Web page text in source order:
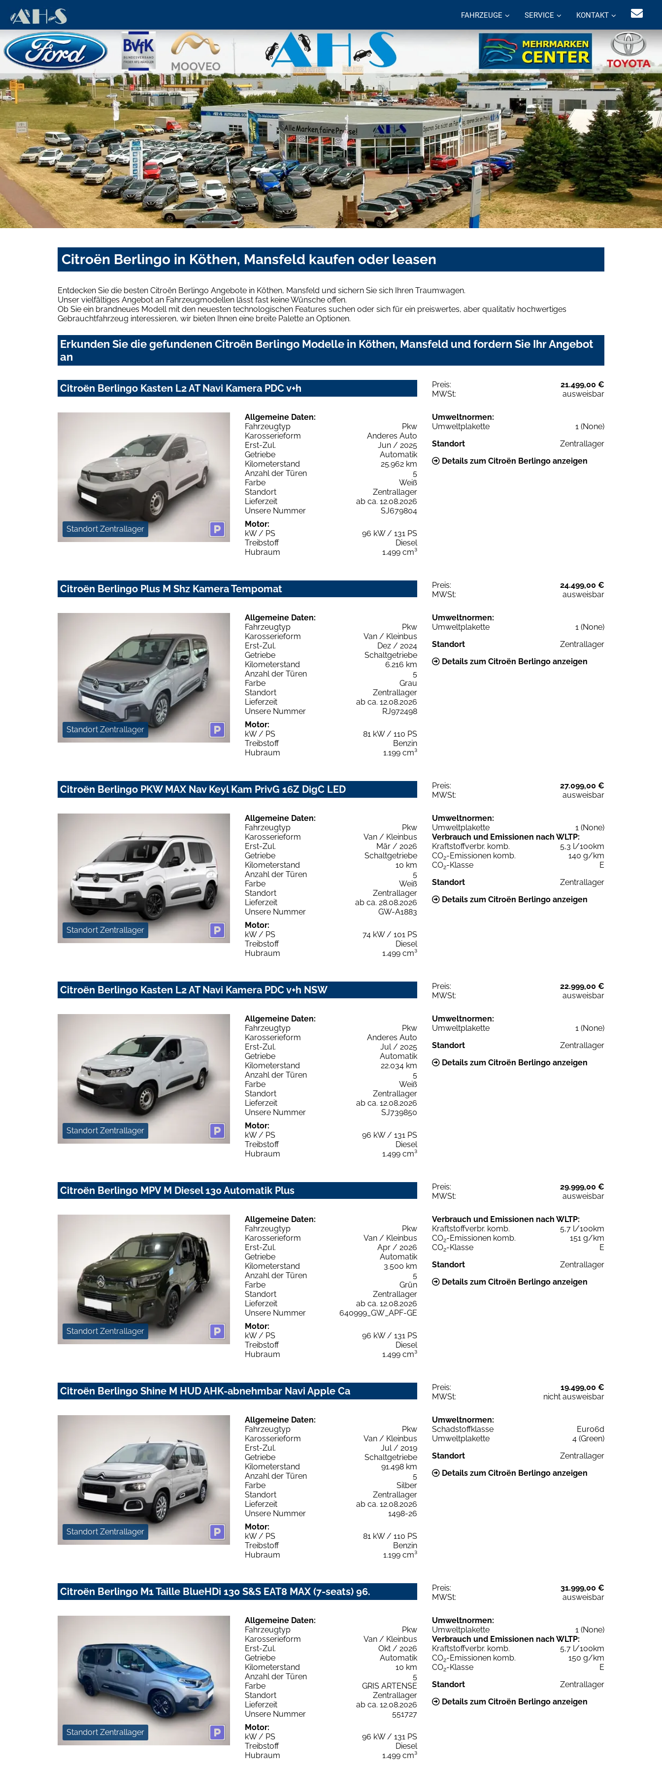
FAHRZEUGE SERVICE KONTAKT
Citroën Berlingo in Köthen, Mansfeld kaufen oder leasen
Entdecken Sie die besten Citroën Berlingo Angebote in Köthen, Mansfeld und sichern Sie sich Ihren Traumwagen.
Unser vielfältiges Angebot an Fahrzeugmodellen lässt fast keine Wünsche offen.
Ob Sie ein brandneues Modell mit den neuesten technologischen Features suchen oder sich für ein preiswertes, aber qualitativ hochwertiges
Gebrauchtfahrzeug interessieren, wir bieten Ihnen eine breite Palette an Optionen.
Erkunden Sie die gefundenen Citroën Berlingo Modelle in Köthen, Mansfeld und fordern Sie Ihr Angebot
an
Citroën Berlingo Kasten L2 AT Navi Kamera PDC v+h Preis:
21.499,00 €
MWSt:
ausweisbar
Standort Zentrallager
Allgemeine Daten:
Fahrzeugtyp
Pkw
Karosserieform
Anderes Auto
Erst-Zul.
Jun / 2025
Getriebe
Automatik
Kilometerstand
25.962 km
Anzahl der Türen
5
Farbe
Weiß
Standort
Zentrallager
Lieferzeit
ab ca. 12.08.2026
Unsere Nummer
SJ679804
Motor:
kW / PS
96 kW / 131 PS
Treibstoff
Diesel
Hubraum
1.499 cm³
Umweltnormen:
Umweltplakette
1 (None)
Standort
Zentrallager
Details zum Citroën Berlingo anzeigen
Citroën Berlingo Plus M Shz Kamera Tempomat Preis:
24.499,00 €
MWSt:
ausweisbar
Standort Zentrallager
Allgemeine Daten:
Fahrzeugtyp
Pkw
Karosserieform
Van / Kleinbus
Erst-Zul.
Dez / 2024
Getriebe
Schaltgetriebe
Kilometerstand
6.216 km
Anzahl der Türen
5
Farbe
Grau
Standort
Zentrallager
Lieferzeit
ab ca. 12.08.2026
Unsere Nummer
RJ972498
Motor:
kW / PS
81 kW / 110 PS
Treibstoff
Benzin
Hubraum
1.199 cm³
Umweltnormen:
Umweltplakette
1 (None)
Standort
Zentrallager
Details zum Citroën Berlingo anzeigen
Citroën Berlingo PKW MAX Nav Keyl Kam PrivG 16Z DigC LED Preis:
27.099,00 €
MWSt:
ausweisbar
Standort Zentrallager
Allgemeine Daten:
Fahrzeugtyp
Pkw
Karosserieform
Van / Kleinbus
Erst-Zul.
Mär / 2026
Getriebe
Schaltgetriebe
Kilometerstand
10 km
Anzahl der Türen
5
Farbe
Weiß
Standort
Zentrallager
Lieferzeit
ab ca. 28.08.2026
Unsere Nummer
GW-A1883
Motor:
kW / PS
74 kW / 101 PS
Treibstoff
Diesel
Hubraum
1.499 cm³
Umweltnormen:
Umweltplakette
1 (None)
Verbrauch und Emissionen nach WLTP:
Kraftstoffverbr. komb.
5,3 l/100km
CO2-Emissionen komb.
140 g/km
CO2-Klasse
E
Standort
Zentrallager
Details zum Citroën Berlingo anzeigen
Citroën Berlingo Kasten L2 AT Navi Kamera PDC v+h NSW Preis:
22.999,00 €
MWSt:
ausweisbar
Standort Zentrallager
Allgemeine Daten:
Fahrzeugtyp
Pkw
Karosserieform
Anderes Auto
Erst-Zul.
Jul / 2025
Getriebe
Automatik
Kilometerstand
22.034 km
Anzahl der Türen
5
Farbe
Weiß
Standort
Zentrallager
Lieferzeit
ab ca. 12.08.2026
Unsere Nummer
SJ739850
Motor:
kW / PS
96 kW / 131 PS
Treibstoff
Diesel
Hubraum
1.499 cm³
Umweltnormen:
Umweltplakette
1 (None)
Standort
Zentrallager
Details zum Citroën Berlingo anzeigen
Citroën Berlingo MPV M Diesel 130 Automatik Plus Preis:
29.999,00 €
MWSt:
ausweisbar
Standort Zentrallager
Allgemeine Daten:
Fahrzeugtyp
Pkw
Karosserieform
Van / Kleinbus
Erst-Zul.
Apr / 2026
Getriebe
Automatik
Kilometerstand
3.500 km
Anzahl der Türen
5
Farbe
Grün
Standort
Zentrallager
Lieferzeit
ab ca. 12.08.2026
Unsere Nummer
640999_GW_APF-GE
Motor:
kW / PS
96 kW / 131 PS
Treibstoff
Diesel
Hubraum
1.499 cm³
Verbrauch und Emissionen nach WLTP:
Kraftstoffverbr. komb.
5,7 l/100km
CO2-Emissionen komb.
151 g/km
CO2-Klasse
E
Standort
Zentrallager
Details zum Citroën Berlingo anzeigen
Citroën Berlingo Shine M HUD AHK-abnehmbar Navi Apple Ca Preis:
19.499,00 €
MWSt:
nicht ausweisbar
Standort Zentrallager
Allgemeine Daten:
Fahrzeugtyp
Pkw
Karosserieform
Van / Kleinbus
Erst-Zul.
Jul / 2019
Getriebe
Schaltgetriebe
Kilometerstand
91.498 km
Anzahl der Türen
5
Farbe
Silber
Standort
Zentrallager
Lieferzeit
ab ca. 12.08.2026
Unsere Nummer
1498-26
Motor:
kW / PS
81 kW / 110 PS
Treibstoff
Benzin
Hubraum
1.199 cm³
Umweltnormen:
Schadstoffklasse
Euro6d
Umweltplakette
4 (Green)
Standort
Zentrallager
Details zum Citroën Berlingo anzeigen
Citroën Berlingo M1 Taille BlueHDi 130 S&S EAT8 MAX (7-seats) 96. Preis:
31.999,00 €
MWSt:
ausweisbar
Standort Zentrallager
Allgemeine Daten:
Fahrzeugtyp
Pkw
Karosserieform
Van / Kleinbus
Erst-Zul.
Okt / 2026
Getriebe
Automatik
Kilometerstand
10 km
Anzahl der Türen
5
Farbe
GRIS ARTENSE
Standort
Zentrallager
Lieferzeit
ab ca. 12.08.2026
Unsere Nummer
551727
Motor:
kW / PS
96 kW / 131 PS
Treibstoff
Diesel
Hubraum
1.499 cm³
Umweltnormen:
Umweltplakette
1 (None)
Verbrauch und Emissionen nach WLTP:
Kraftstoffverbr. komb.
5,7 l/100km
CO2-Emissionen komb.
150 g/km
CO2-Klasse
E
Standort
Zentrallager
Details zum Citroën Berlingo anzeigen